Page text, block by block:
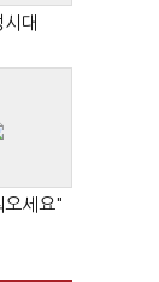
대
오세요"